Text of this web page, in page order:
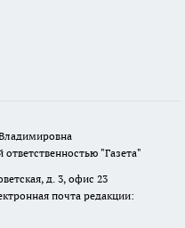
"Газета"
д. 3, офис 23
почта редакции: